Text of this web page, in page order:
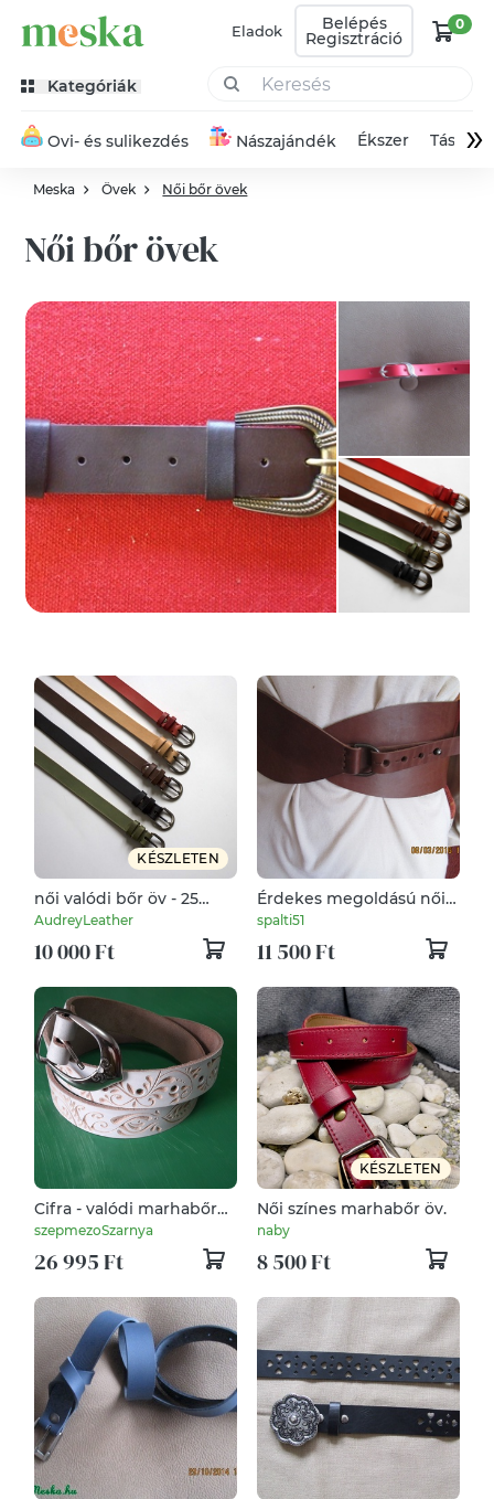
Eladok Belépés
Regisztráció
0
Kategóriák
Ovi- és sulikezdés Nászajándék Ékszer Táska»
Meska Övek Női bőr övek
Női bőr övek
KÉSZLETEN
női valódi bőr öv - 25
mm/ 5 féle színben
AudreyLeather
10 000 Ft
Érdekes megoldású női
öv szélesebb változata
spalti51
11 500 Ft
Cifra - valódi marhabőr
öv
szepmezoSzarnya
26 995 Ft
KÉSZLETEN
Női színes marhabőr öv.
naby
8 500 Ft